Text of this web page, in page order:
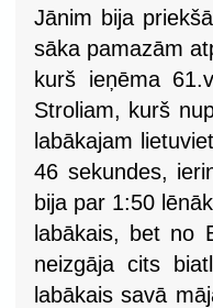
Jānim bija
sāka pamazām
kurš ieņēma
Stroliam, kurš
labākajam
46 sekundes,
bija par 1:50
labākais, bet no
neizgāja cits
labākais savā